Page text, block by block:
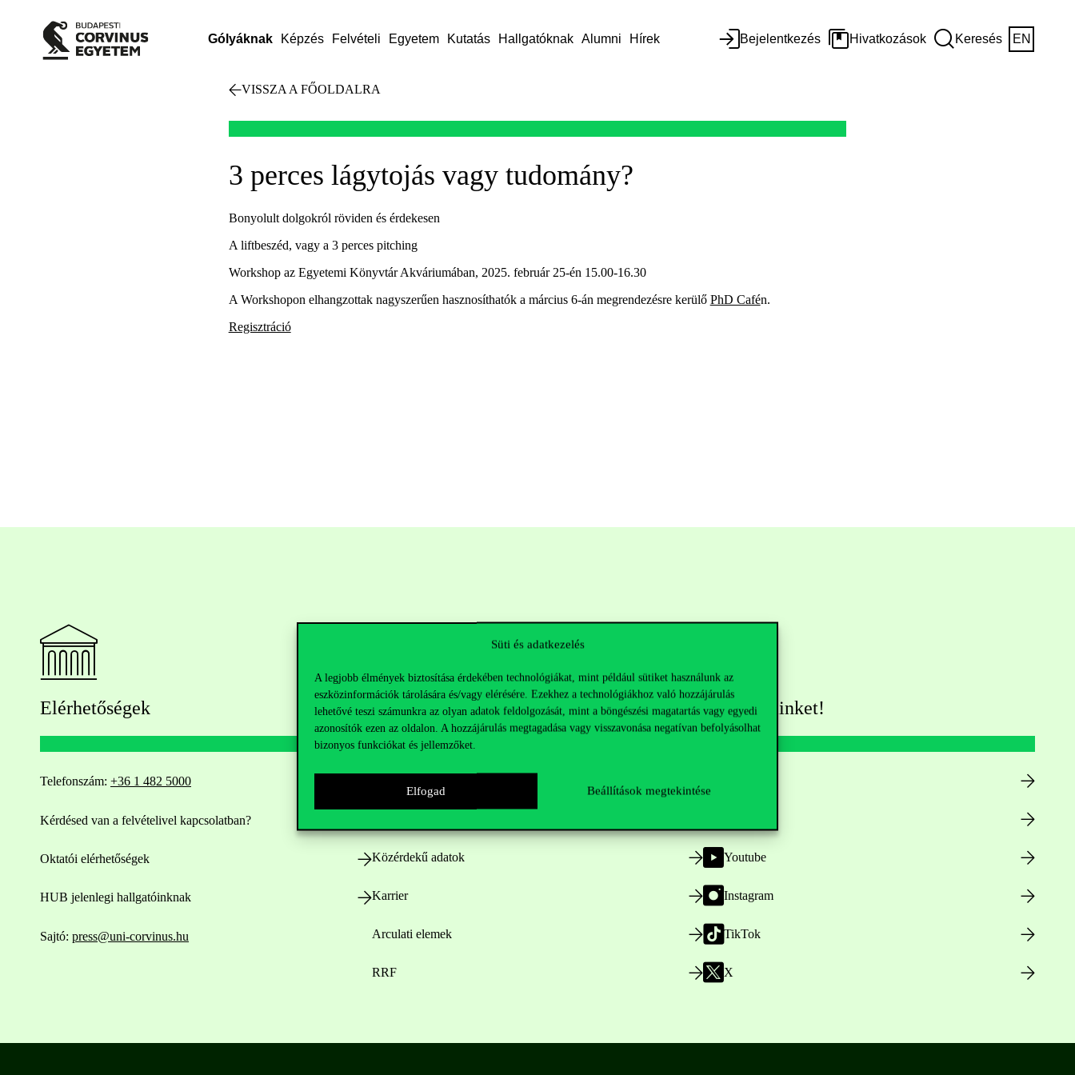
Süti és adatkezelés
A legjobb élmények biztosítása érdekében technológiákat, mint például sütiket használunk az
eszközinformációk tárolására és/vagy elérésére. Ezekhez a technológiákhoz való hozzájárulás
lehetővé teszi számunkra az olyan adatok feldolgozását, mint a böngészési magatartás vagy egyedi
azonosítók ezen az oldalon. A hozzájárulás megtagadása vagy visszavonása negatívan befolyásolhat
bizonyos funkciókat és jellemzőket.
Elfogad Beállítások megtekintése
Gólyáknak Képzés Felvételi Egyetem Kutatás Hallgatóknak Alumni Hírek Bejelentkezés Hivatkozások Keresés EN
VISSZA A FŐOLDALRA
3 perces lágytojás vagy tudomány?
Bonyolult dolgokról röviden és érdekesen
A liftbeszéd, vagy a 3 perces pitching
Workshop az Egyetemi Könyvtár Akváriumában, 2025. február 25-én 15.00-16.30
A Workshopon elhangzottak nagyszerűen hasznosíthatók a március 6-án megrendezésre kerülő PhD Cafén.
Regisztráció
Elérhetőségek
Telefonszám: +36 1 482 5000
Kérdésed van a felvételivel kapcsolatban?
Oktatói elérhetőségek
HUB jelenlegi hallgatóinknak
Sajtó: press@uni-corvinus.hu
Hasznos linkek
Közérdekű adatok
Karrier
Arculati elemek
RRF
Kövess minket!
Youtube
Instagram
TikTok
X